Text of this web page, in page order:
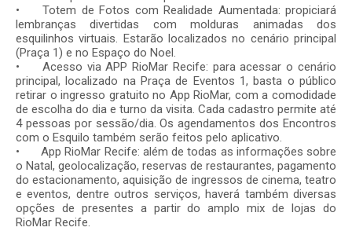
•
Totem de Fotos com Realidade Aumentada: propiciará
lembranças divertidas com molduras animadas dos
esquilinhos virtuais. Estarão localizados no cenário principal
(Praça 1) e no Espaço do Noel.
•
Acesso via APP RioMar Recife: para acessar o cenário
principal, localizado na Praça de Eventos 1, basta o público
retirar o ingresso gratuito no App RioMar, com a comodidade
de escolha do dia e turno da visita. Cada cadastro permite até
4 pessoas por sessão/dia. Os agendamentos dos Encontros
com o Esquilo também serão feitos pelo aplicativo.
•
App RioMar Recife: além de todas as informações sobre
o Natal, geolocalização, reservas de restaurantes, pagamento
do estacionamento, aquisição de ingressos de cinema, teatro
e eventos, dentre outros serviços, haverá também diversas
opções de presentes a partir do amplo mix de lojas do
RioMar Recife.